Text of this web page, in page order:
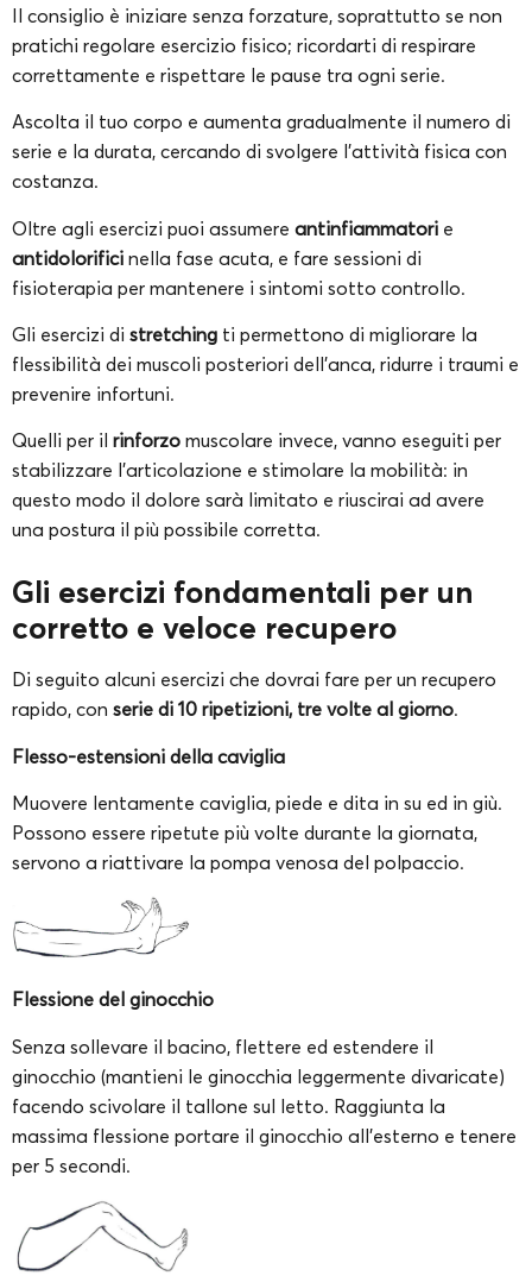
Il consiglio è iniziare senza forzature, soprattutto se non
pratichi regolare esercizio fisico; ricordarti di respirare
correttamente e rispettare le pause tra ogni serie.
Ascolta il tuo corpo e aumenta gradualmente il numero di
serie e la durata, cercando di svolgere l’attività fisica con
costanza.
Oltre agli esercizi puoi assumere antinfiammatori e
antidolorifici nella fase acuta, e fare sessioni di
fisioterapia per mantenere i sintomi sotto controllo.
Gli esercizi di stretching ti permettono di migliorare la
flessibilità dei muscoli posteriori dell’anca, ridurre i traumi e
prevenire infortuni.
Quelli per il rinforzo muscolare invece, vanno eseguiti per
stabilizzare l’articolazione e stimolare la mobilità: in
questo modo il dolore sarà limitato e riuscirai ad avere
una postura il più possibile corretta.
Gli esercizi fondamentali per un
corretto e veloce recupero
Di seguito alcuni esercizi che dovrai fare per un recupero
rapido, con serie di 10 ripetizioni, tre volte al giorno.
Flesso-estensioni della caviglia
Muovere lentamente caviglia, piede e dita in su ed in giù.
Possono essere ripetute più volte durante la giornata,
servono a riattivare la pompa venosa del polpaccio.
Flessione del ginocchio
Senza sollevare il bacino, flettere ed estendere il
ginocchio (mantieni le ginocchia leggermente divaricate)
facendo scivolare il tallone sul letto. Raggiunta la
massima flessione portare il ginocchio all’esterno e tenere
per 5 secondi.